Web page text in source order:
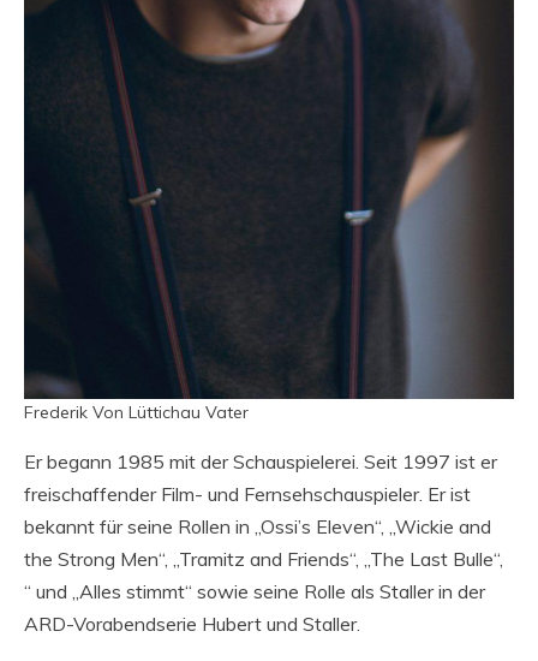
Frederik Von Lüttichau Vater
Er begann 1985 mit der Schauspielerei. Seit 1997 ist er
freischaffender Film- und Fernsehschauspieler. Er ist
bekannt für seine Rollen in „Ossi’s Eleven“, „Wickie and
the Strong Men“, „Tramitz and Friends“, „The Last Bulle“,
“ und „Alles stimmt“ sowie seine Rolle als Staller in der
ARD-Vorabendserie Hubert und Staller.